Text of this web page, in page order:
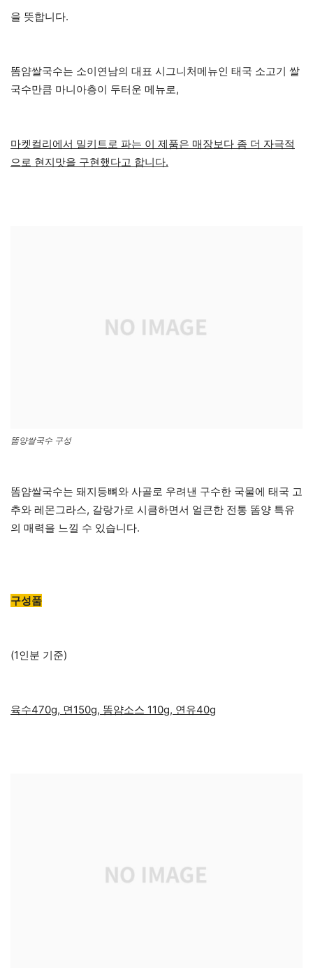
을 뜻합니다.
똠얌쌀국수는 소이연남의 대표 시그니처메뉴인 태국 소고기 쌀
국수만큼 마니아층이 두터운 메뉴로,
마켓컬리에서 밀키트로 파는 이 제품은 매장보다 좀 더 자극적
으로 현지맛을 구현했다고 합니다.
똠양쌀국수 구성
똠얌쌀국수는 돼지등뼈와 사골로 우려낸 구수한 국물에 태국 고
추와 레몬그라스, 갈랑가로 시큼하면서 얼큰한 전통 똠양 특유
의 매력을 느낄 수 있습니다.
구성품
(1인분 기준)
육수470g, 면150g, 똠얌소스 110g, 연유40g